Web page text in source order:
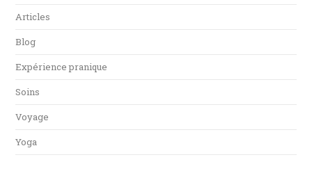
Articles
Blog
Expérience pranique
Soins
Voyage
Yoga